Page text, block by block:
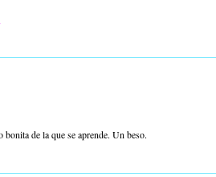
de la que se aprende. Un beso.